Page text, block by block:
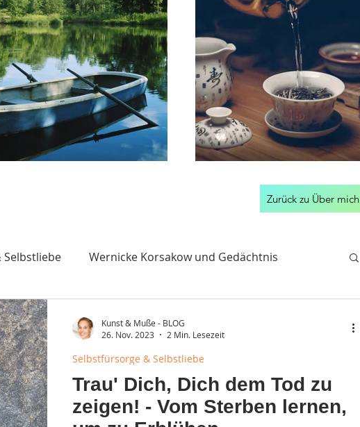
Zurück zu Über mich
Wernicke Korsakow und Gedächtnis
Abschiednehmen
recreationaler Ansatz der Kunstther
He Ausstellungspraxis: Kuratieren
Trau' Dich, Dich dem Tod zu
zeigen! - Vom Sterben lernen,
Selbstfürsorge & Selbstliebe
Kunst & Muße - BLOG
26. Nov. 2023
2 Min. Lesezeit